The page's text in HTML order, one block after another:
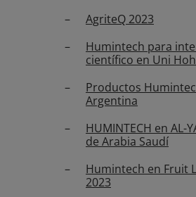
AgriteQ 2023
Humintech para
científico en Uni
Productos
Argentina
HUMINTECH en AL-
de Arabia Saudí
Humintech en Fruit
2023